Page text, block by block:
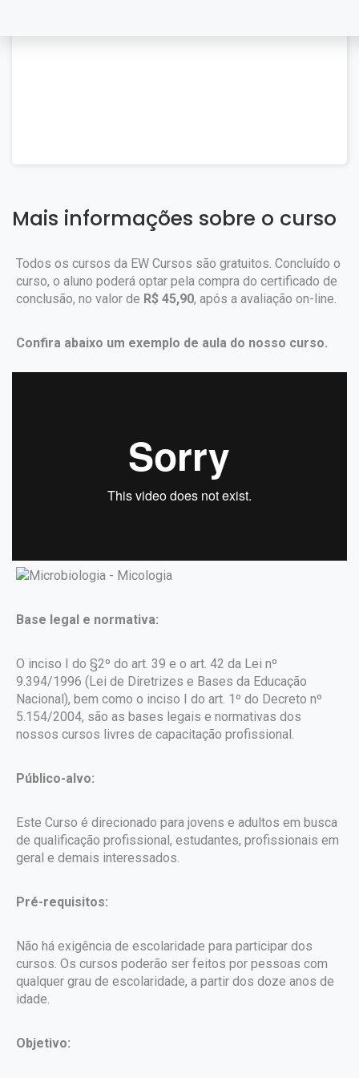
Mais informações sobre o curso
Todos os cursos da EW Cursos são gratuitos. Concluído o
curso, o aluno poderá optar pela compra do certificado de
conclusão, no valor de R$ 45,90, após a avaliação on-line.
Confira abaixo um exemplo de aula do nosso curso.
Base legal e normativa:
O inciso I do §2º do art. 39 e o art. 42 da Lei nº
9.394/1996 (Lei de Diretrizes e Bases da Educação
Nacional), bem como o inciso I do art. 1º do Decreto nº
5.154/2004, são as bases legais e normativas dos
nossos cursos livres de capacitação profissional.
Público-alvo:
Este Curso é direcionado para jovens e adultos em busca
de qualificação profissional, estudantes, profissionais em
geral e demais interessados.
Pré-requisitos:
Não há exigência de escolaridade para participar dos
cursos. Os cursos poderão ser feitos por pessoas com
qualquer grau de escolaridade, a partir dos doze anos de
idade.
Objetivo: